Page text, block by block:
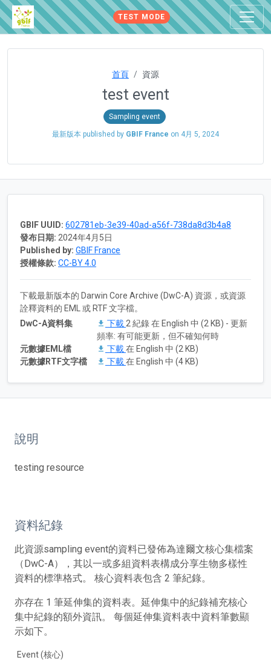
TEST MODE
首頁 資源
test event
Sampling event
最新版本 published by GBIF France on 4月 5, 2024
GBIF UUID: 602781eb-3e39-40ad-a56f-738da8d3b4a8
發布日期: 2024年4月5日
Published by: GBIF France
授權條款: CC-BY 4.0
下載最新版本的 Darwin Core Archive (DwC-A) 資源，或資源
詮釋資料的 EML 或 RTF 文字檔。
DwC-A資料集
下載 2 紀錄 在 English 中 (2 KB) - 更新
頻率: 有可能更新，但不確知何時
元數據EML檔
下載在 English 中 (2 KB)
元數據RTF文字檔
下載在 English 中 (4 KB)
說明
testing resource
資料紀錄
此資源sampling event的資料已發佈為達爾文核心集檔案
（DwC-A），其以一或多組資料表構成分享生物多樣性
資料的標準格式。 核心資料表包含 2 筆紀錄。
亦存在 1 筆延伸集的資料表。延伸集中的紀錄補充核心
集中紀錄的額外資訊。 每個延伸集資料表中資料筆數顯
示如下。
Event (核心)